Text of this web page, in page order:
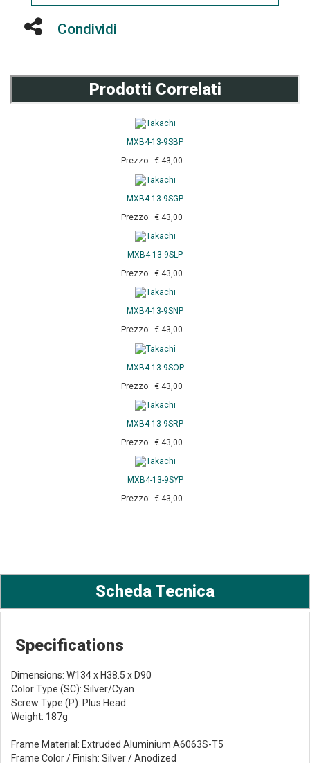
Condividi
Prodotti Correlati
MXB4-13-9SBP
Prezzo: € 43,00
MXB4-13-9SGP
Prezzo: € 43,00
MXB4-13-9SLP
Prezzo: € 43,00
MXB4-13-9SNP
Prezzo: € 43,00
MXB4-13-9SOP
Prezzo: € 43,00
MXB4-13-9SRP
Prezzo: € 43,00
MXB4-13-9SYP
Prezzo: € 43,00
Scheda Tecnica
Specifications
Dimensions: W134 x H38.5 x D90
Color Type (SC): Silver/Cyan
Screw Type (P): Plus Head
Weight: 187g
Frame Material: Extruded Aluminium A6063S-T5
Frame Color / Finish: Silver / Anodized